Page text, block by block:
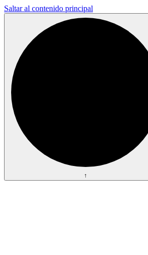
Saltar al contenido principal
↑